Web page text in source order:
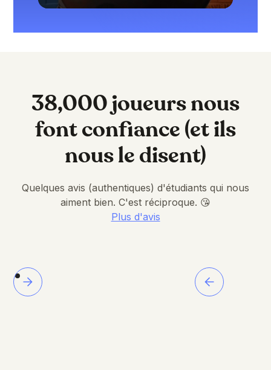
38,000 joueurs nous
font confiance (et ils
nous le disent)
Quelques avis (authentiques) d'étudiants qui nous
aiment bien. C'est réciproque. 😘
Plus d'avis